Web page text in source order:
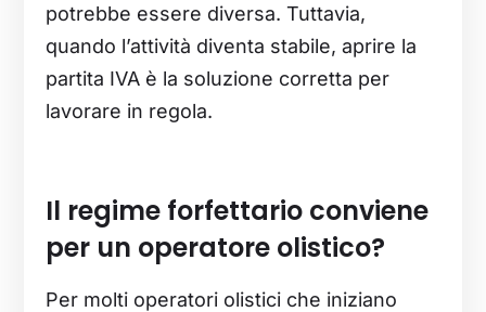
potrebbe essere diversa. Tuttavia,
quando l’attività diventa stabile, aprire la
partita IVA è la soluzione corretta per
lavorare in regola.
Il regime forfettario conviene
per un operatore olistico?
Per molti operatori olistici che iniziano